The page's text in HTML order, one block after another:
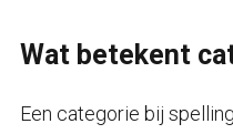
Wat betekent
Een categorie bij